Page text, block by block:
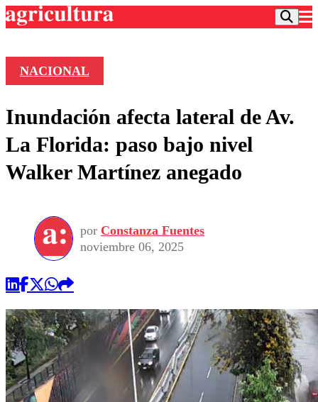
Frecuencias
Agricultura TV
Deportes
Colo Colo
Seleccion Chilena
Torneo Internacional
Universidad de Chile
Entretención
Economía
Internacional
Sustentabilidad
Publicaciones en medios
Opinión
NACIONAL
Inundación afecta lateral de Av.
La Florida: paso bajo nivel
Walker Martínez anegado
por Constanza Fuentes
noviembre 06, 2025